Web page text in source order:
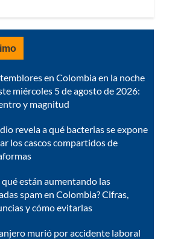
en Colombia en la noche
miércoles 5 de agosto de 2026:
y magnitud
revela a qué bacterias se expone
los cascos compartidos de
qué están aumentando las
spam en Colombia? Cifras,
y cómo evitarlas
murió por accidente laboral